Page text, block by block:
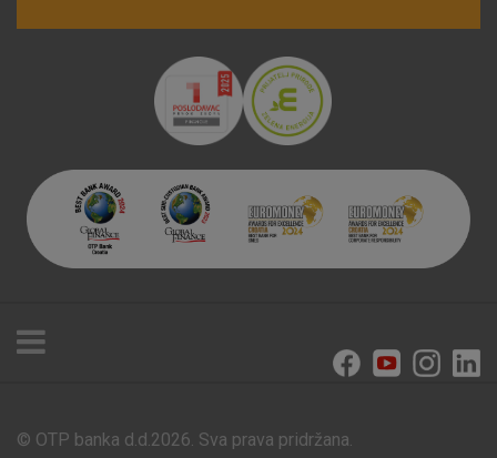
Poslovnice i bankomati
© OTP banka d.d.2026. Sva prava pridržana.